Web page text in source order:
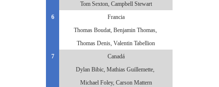
Tom Sexton, Campbell Stewart
6
Francia
Thomas Boudat, Benjamin Thomas,
Thomas Denis, Valentin Tabellion
7
Canadá
Dylan Bibic, Mathias Guillemette,
Michael Foley, Carson Mattern